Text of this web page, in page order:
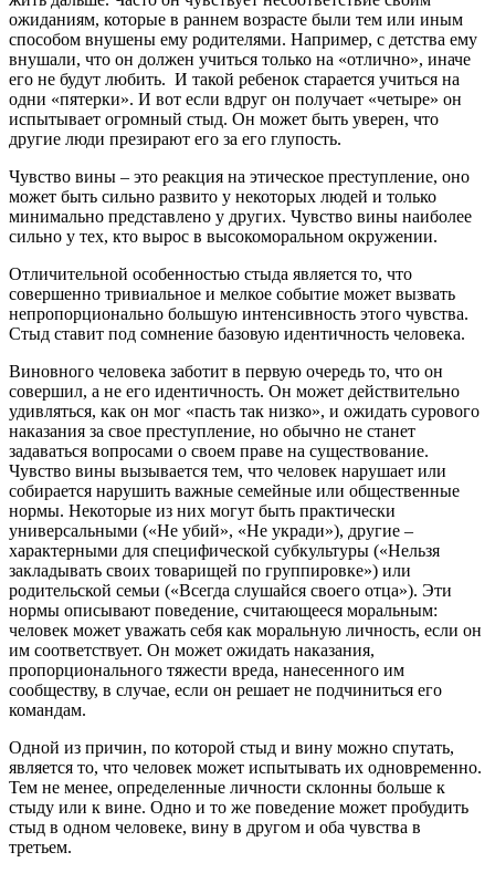
ожиданиям, которые в раннем возрасте были тем или иным
способом внушены ему родителями. Например, с детства ему
внушали, что он должен учиться только на «отлично», иначе
его не будут любить. И такой ребенок старается учиться на
одни «пятерки». И вот если вдруг он получает «четыре» он
испытывает огромный стыд. Он может быть уверен, что
другие люди презирают его за его глупость.
Чувство вины – это реакция на этическое преступление, оно
может быть сильно развито у некоторых людей и только
минимально представлено у других. Чувство вины наиболее
сильно у тех, кто вырос в высокоморальном окружении.
Отличительной особенностью стыда является то, что
совершенно тривиальное и мелкое событие может вызвать
непропорционально большую интенсивность этого чувства.
Стыд ставит под сомнение базовую идентичность человека.
Виновного человека заботит в первую очередь то, что он
совершил, а не его идентичность. Он может действительно
удивляться, как он мог «пасть так низко», и ожидать сурового
наказания за свое преступление, но обычно не станет
задаваться вопросами о своем праве на существование.
Чувство вины вызывается тем, что человек нарушает или
собирается нарушить важные семейные или общественные
нормы. Некоторые из них могут быть практически
универсальными («Не убий», «Не укради»), другие –
характерными для специфической субкультуры («Нельзя
закладывать своих товарищей по группировке») или
родительской семьи («Всегда слушайся своего отца»). Эти
нормы описывают поведение, считающееся моральным:
человек может уважать себя как моральную личность, если он
им соответствует. Он может ожидать наказания,
пропорционального тяжести вреда, нанесенного им
сообществу, в случае, если он решает не подчиниться его
командам.
Одной из причин, по которой стыд и вину можно спутать,
является то, что человек может испытывать их одновременно.
Тем не менее, определенные личности склонны больше к
стыду или к вине. Одно и то же поведение может пробудить
стыд в одном человеке, вину в другом и оба чувства в
третьем.